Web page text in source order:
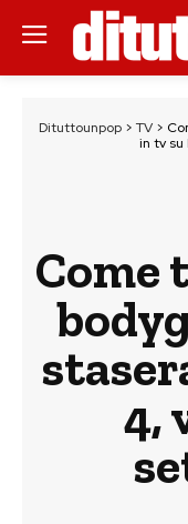
Dituttounpop> TV>
in tv su
Come
4,